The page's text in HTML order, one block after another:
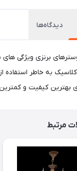
دیدگاه‌ها
برنزی ویژگی
کیفیت و کمترین قیمت را داریم. محصول
مرتبط